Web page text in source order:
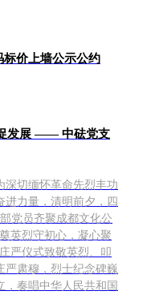
标价上墙公示公约
发展 —— 中砝党支
深切缅怀革命先烈丰功
进力量，清明前夕，四
党员齐聚成都文化公
英烈守初心，凝心聚
严仪式致敬英烈、叩
严肃穆，烈士纪念碑巍
，奏唱中华人民共和国